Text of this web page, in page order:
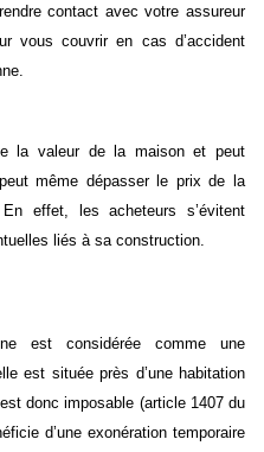
contact avec votre assureur
vous couvrir en cas d’accident
la valeur de la maison et peut
même dépasser le prix de la
effet, les acheteurs s’évitent
liés à sa construction.
est considérée comme une
est située près d’une habitation
donc imposable (article 1407 du
d’une exonération temporaire